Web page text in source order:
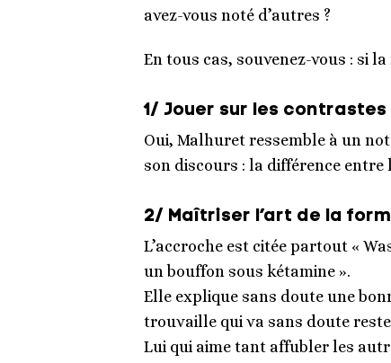
avez-vous noté d’autres ?
En tous cas, souvenez-vous : si
1/ Jouer sur les contrastes
Oui, Malhuret ressemble à un
son discours : la différence entre
2/ Maîtriser l’art de la
L’accroche est citée partout «
un bouffon sous kétamine ».
Elle explique sans doute une
trouvaille qui va sans doute
Lui qui aime tant affubler les